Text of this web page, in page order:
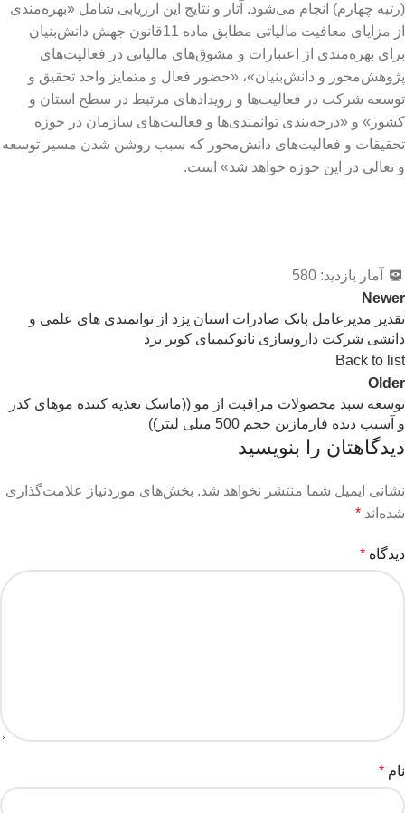
(رتبه چهارم) انجام می‌شود. آثار و نتایج این ارزیابی شامل «بهره‌مندی
از مزایای معافیت مالیاتی مطابق ماده 11قانون جهش دانش‌بنیان
برای بهره‌مندی از اعتبارات و مشوق‌های مالیاتی در فعالیت‌های
پژوهش‌محور و دانش‌بنیان»، «حضور فعال و متمایز واحد تحقیق و
توسعه شرکت در فعالیت‌ها و رویدادهای مرتبط در سطح استان و
کشور» و «درجه‌بندی توانمندی‌ها و فعالیت‌های سازمان در حوزه
تحقیقات و فعالیت‌های دانش‌محور که سبب روشن شدن مسیر توسعه
و تعالی در این حوزه خواهد شد» است.
آمار بازدید: 580
Newer
تقدیر مدیرعامل بانک صادرات استان یزد از توانمندی های علمی و
دانشی شرکت داروسازی نانوکیمیای کویر یزد
Back to list
Older
توسعه سبد محصولات مراقبت از مو ((ماسک تغذیه کننده موهای کدر
و آسیب دیده فارمازین حجم 500 میلی لیتر))
دیدگاهتان را بنویسید
نشانی ایمیل شما منتشر نخواهد شد. بخش‌های موردنیاز علامت‌گذاری
شده‌اند *
دیدگاه *
نام *